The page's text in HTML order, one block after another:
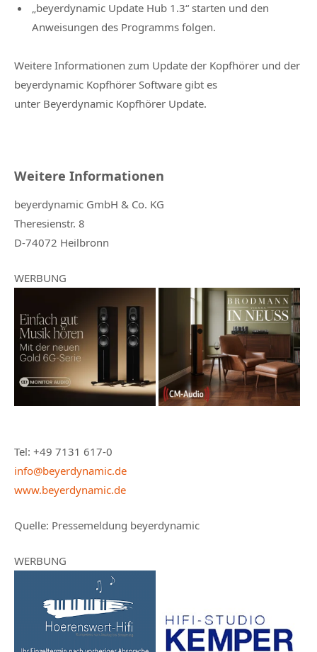
„beyerdynamic Update Hub 1.3“ starten und den
Anweisungen des Programms folgen.
Weitere Informationen zum Update der Kopfhörer und der
beyerdynamic Kopfhörer Software gibt es
unter Beyerdynamic Kopfhörer Update.
Weitere Informationen
beyerdynamic GmbH & Co. KG
Theresienstr. 8
D-74072 Heilbronn
WERBUNG
Tel: +49 7131 617-0
info@beyerdynamic.de
www.beyerdynamic.de
Quelle: Pressemeldung beyerdynamic
WERBUNG